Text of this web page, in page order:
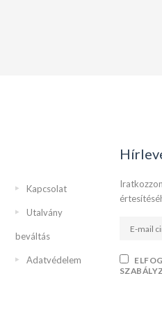
Kapcsolat
Utalvány
beváltás
Adatvédelem